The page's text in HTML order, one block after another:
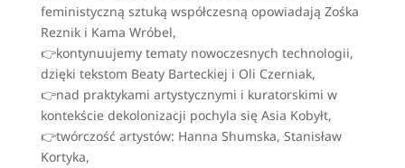
feministyczną sztuką współczesną opowiadają Zośka
Reznik i Kama Wróbel,
👉kontynuujemy tematy nowoczesnych technologii,
dzięki tekstom Beaty Barteckiej i Oli Czerniak,
👉nad praktykami artystycznymi i kuratorskimi w
kontekście dekolonizacji pochyla się Asia Kobyłt,
👉twórczość artystów: Hanna Shumska, Stanisław
Kortyka,